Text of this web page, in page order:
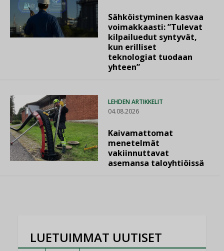
Sähköistyminen kasvaa
voimakkaasti: ”Tulevat
kilpailuedut syntyvät,
kun erilliset
teknologiat tuodaan
yhteen”
LEHDEN ARTIKKELIT
04.08.2026
Kaivamattomat
menetelmät
vakiinnuttavat
asemansa taloyhtiöissä
LUETUIMMAT UUTISET